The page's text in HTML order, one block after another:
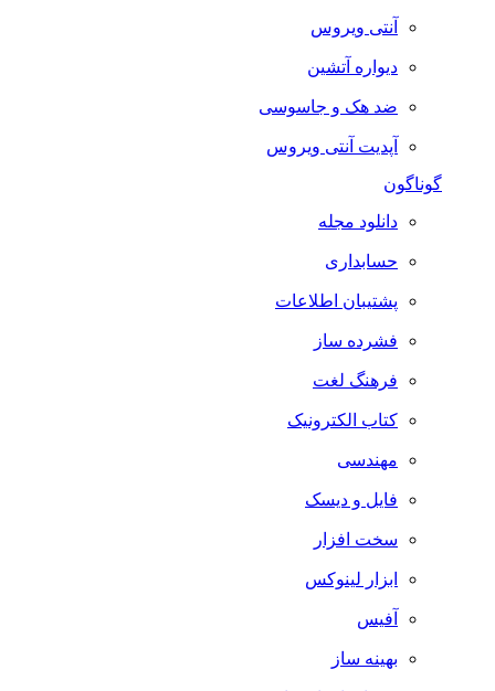
آنتی ویروس
دیواره آتشین
ضد هک و جاسوسی
آپدیت آنتی ویروس
گوناگون
دانلود مجله
حسابداری
پشتیبان اطلاعات
فشرده ساز
فرهنگ لغت
کتاب الکترونیک
مهندسی
فایل و دیسک
سخت افزار
ابزار لینوکس
آفیس
بهینه ساز